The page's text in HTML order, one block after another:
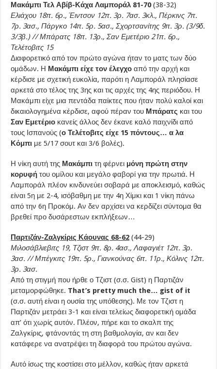
Μακάμπι Τελ Αβίβ-Κάχα Λαμποράλ 81-70(38-32)
Ελιάχου 18π. 6ρ., Έιντσον 12π. 3ρ. 7ασ. 3κλ., Πέρκινς 7π.
7ρ. 3ασ., Πάργκο 14π. 5ρ. 5ασ., Σχορτσανίτης 9π. 3ρ. (3/9δ.
3/3β.) // Μπάρατς 18π. 13ρ., Σαν Εμετέριο 21π. 6ρ.,
Τελέτοβιτς 15
Διαφορετικό από τον πρώτο αγώνα ήταν το ματς των δύο
ομάδων. Η Μακάμπι είχε τον έλεγχο από την αρχή και
κέρδισε με σχετική ευκολία, παρότι η Λαμποράλ πλησίασε
αρκετά στο τέλος της 3ης και τις αρχές της 4ης περιόδου. Η
Μακάμπι είχε μια πεντάδα παίκτες που ήταν πολύ καλοί και
δικαιολογημένα κέρδισε, αφού πέραν του Μπάρατς και του
Σαν Εμετέριο κανείς άλλος δεν έκανε καλό παιχνίδι από
τους Ισπανούς (ο Τελέτοβιτς είχε 15 πόντους… α λα
Κόμπι με 5/17 σουτ και 3/6 βολές).
Η νίκη αυτή της Μακάμπι τη φέρνει μόνη πρώτη στην
κορυφή του ομίλου και μεγάλο φαβορί για την πρωτιά. Η
Λαμποράλ πλέον κινδυνεύει σοβαρά με αποκλεισμό, καθώς
είναι 5η με 2-4, ισόβαθμη με την 4η Χίμκι και 1 νίκη πάνω
από την 6η Προκόμ. Αν δεν αρχίσει να κερδίζει σύντομα θα
βρεθεί προ δυσάρεστων εκπλήξεων…
Παρτιζάν-Ζαλγκίρις Κάουνας 68-62 (44-29)
Μιλοσάβλιεβιτς 19, Τζιστ 9π. 8ρ. 4ασ., Λαφαγιέτ 12π. 3ρ.
3ασ. // Μπέγκιτς 19π. 5ρ., Γιανκούνας 6π. 11ρ., Κόλινς 12π.
3ρ. 3ασ.
Από τη στιγμή που ήρθε ο Τζιστ (σ.σ. Gist) η Παρτιζάν
μεταμορφώθηκε. That’s pretty much the… gist of it
(σ.σ. αυτή είναι η ουσία της υπόθεσης). Με τον Τζιστ η
Παρτιζάν μετράει 3-1 και είναι τελείως διαφορετική ομάδα
απ’ ότι χωρίς αυτόν. Πλέον, πήρε και το σκαλπ της
Ζαλγκίρις, φτάνοντάς τη στη βαθμολογία, αν και δεν
κατάφερε να ανατρέψει τη διαφορά του πρώτου αγώνα.
Αυτό ίσως της κοστίσει στο μέλλον, καθώς ήταν αρκετά